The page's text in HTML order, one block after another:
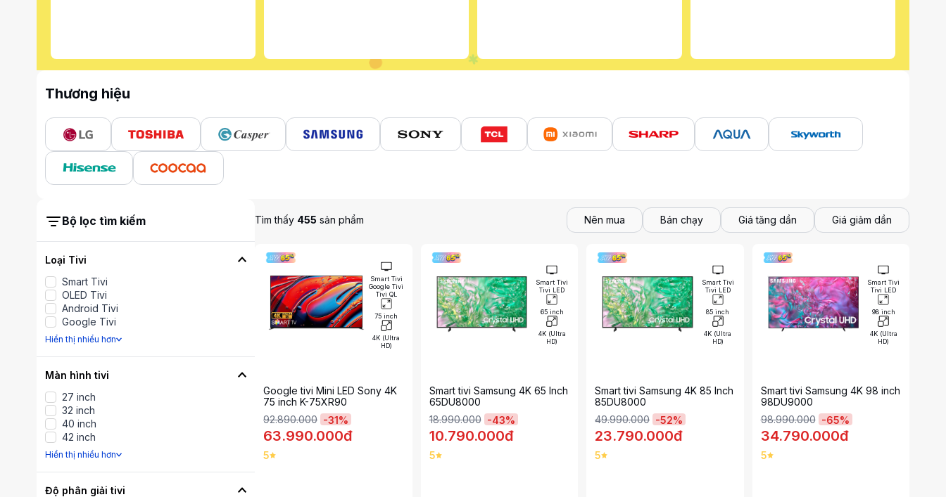
Thương hiệu
Bộ lọc tìm kiếm
Loại Tivi
Smart Tivi
OLED Tivi
Android Tivi
Google Tivi
Hiển thị nhiểu hơn
Màn hình tivi
27 inch
32 inch
40 inch
42 inch
Hiển thị nhiểu hơn
Độ phân giải tivi
Tìm thấy 455 sản phẩm Nên mua Bán chạy Giá tăng dần Giá giảm dần
Smart Tivi
Google Tivi
Tivi QL
75 inch
4K (Ultra
HD)
Google tivi Mini LED Sony 4K
75 inch K-75XR90
92.890.000 -31%
63.990.000đ
5
Smart Tivi
Tivi LED
65 inch
4K (Ultra
HD)
Smart tivi Samsung 4K 65 Inch
65DU8000
18.990.000 -43%
10.790.000đ
5
Smart Tivi
Tivi LED
85 inch
4K (Ultra
HD)
Smart tivi Samsung 4K 85 Inch
85DU8000
49.990.000 -52%
23.790.000đ
5
Smart Tivi
Tivi LED
98 inch
4K (Ultra
HD)
Smart tivi Samsung 4K 98 inch
98DU9000
98.990.000 -65%
34.790.000đ
5